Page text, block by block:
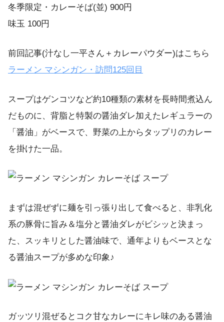
冬季限定・カレーそば(並) 900円
味玉 100円
前回記事(汁なし一平さん＋カレーパウダー)はこちら
ラーメン マシンガン・訪問125回目
スープはゲンコツなど約10種類の素材を長時間煮込ん
だものに、背脂と特製の醤油ダレ加えたレギュラーの
「醤油」がベースで、野菜の上からタップリのカレー
を掛けた一品。
まずは混ぜずに麺を引っ張り出して食べると、非乳化
系の豚骨に旨み＆塩分と醤油ダレがビシッと決まっ
た、スッキリとした醤油味で、通年よりもベースとな
る醤油スープが多めな印象♪
ガッツリ混ぜるとコク甘なカレーにキレ味のある醤油